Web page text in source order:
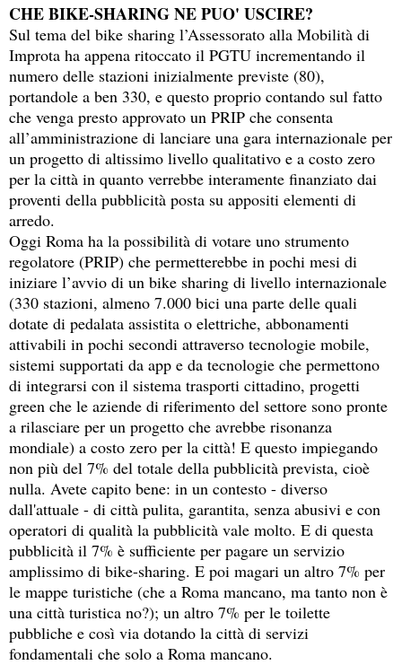
CHE BIKE-SHARING NE PUO' USCIRE?
Sul tema del bike sharing l’Assessorato alla Mobilità di
Improta ha appena ritoccato il PGTU incrementando il
numero delle stazioni inizialmente previste (80),
portandole a ben 330, e questo proprio contando sul fatto
che venga presto approvato un PRIP che consenta
all’amministrazione di lanciare una gara internazionale per
un progetto di altissimo livello qualitativo e a costo zero
per la città in quanto verrebbe interamente finanziato dai
proventi della pubblicità posta su appositi elementi di
arredo.
Oggi Roma ha la possibilità di votare uno strumento
regolatore (PRIP) che permetterebbe in pochi mesi di
iniziare l’avvio di un bike sharing di livello internazionale
(330 stazioni, almeno 7.000 bici una parte delle quali
dotate di pedalata assistita o elettriche, abbonamenti
attivabili in pochi secondi attraverso tecnologie mobile,
sistemi supportati da app e da tecnologie che permettono
di integrarsi con il sistema trasporti cittadino, progetti
green che le aziende di riferimento del settore sono pronte
a rilasciare per un progetto che avrebbe risonanza
mondiale) a costo zero per la città! E questo impiegando
non più del 7% del totale della pubblicità prevista, cioè
nulla. Avete capito bene: in un contesto - diverso
dall'attuale - di città pulita, garantita, senza abusivi e con
operatori di qualità la pubblicità vale molto. E di questa
pubblicità il 7% è sufficiente per pagare un servizio
amplissimo di bike-sharing. E poi magari un altro 7% per
le mappe turistiche (che a Roma mancano, ma tanto non è
una città turistica no?); un altro 7% per le toilette
pubbliche e così via dotando la città di servizi
fondamentali che solo a Roma mancano.